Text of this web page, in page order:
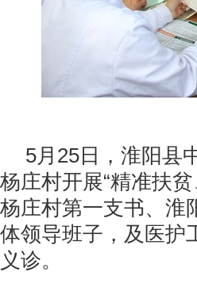
5月25日，淮阳县
杨庄村开展“精准扶
杨庄村第一支书、淮
体领导班子，及医护
义诊。